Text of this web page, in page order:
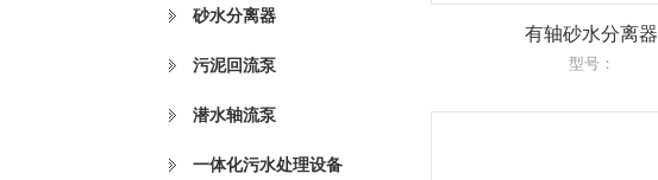
砂水分离器
污泥回流泵
潜水轴流泵
一体化污水处理设备
有轴砂水分离器
型号：